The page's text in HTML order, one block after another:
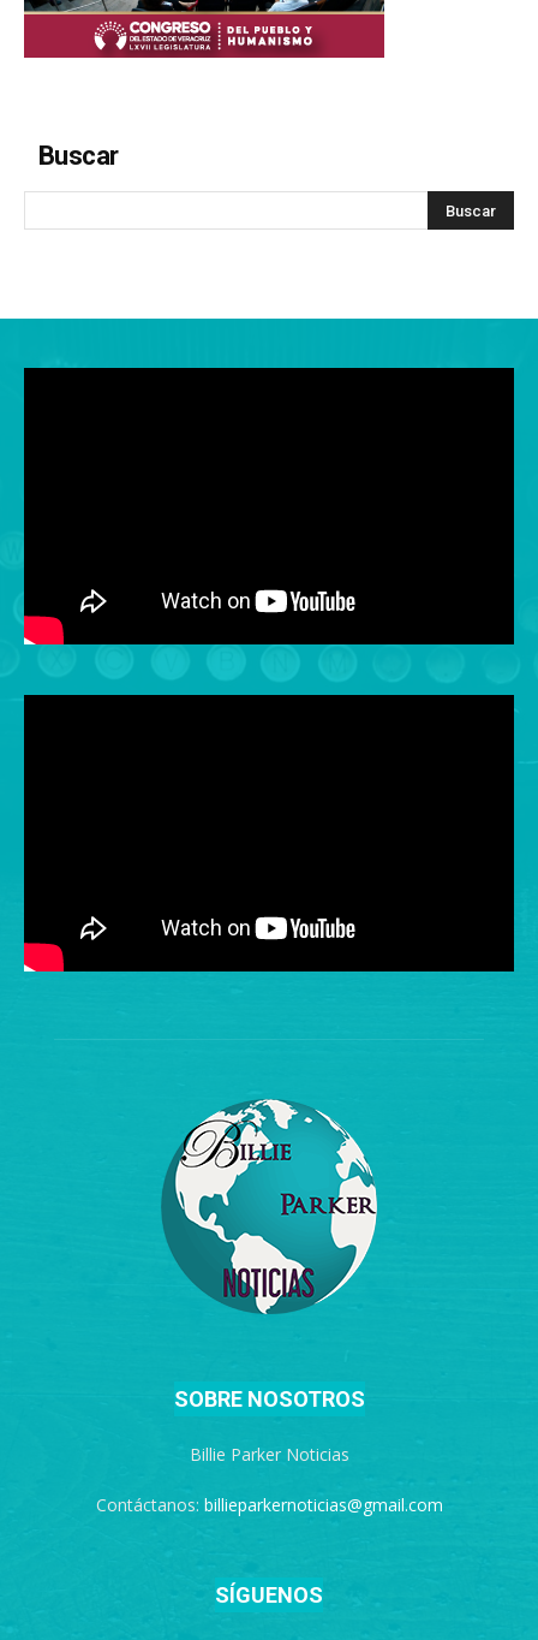
Buscar
SOBRE NOSOTROS
Billie Parker Noticias
Contáctanos: billieparkernoticias@gmail.com
SÍGUENOS